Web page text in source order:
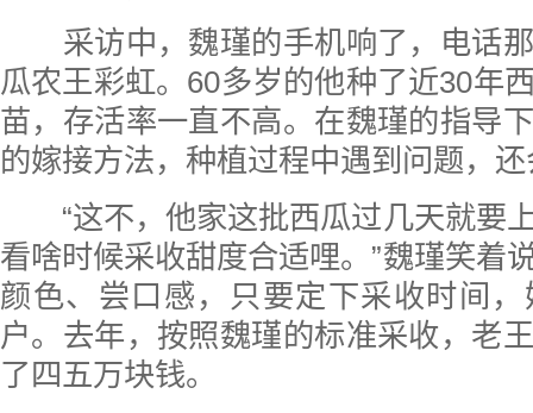
采访中，魏瑾的手机响了，电话那
瓜农王彩虹。60多岁的他种了近30年
苗，存活率一直不高。在魏瑾的指导
的嫁接方法，种植过程中遇到问题，
“这不，他家这批西瓜过几天就要
看啥时候采收甜度合适哩。”魏瑾笑着
颜色、尝口感，只要定下采收时间
户。去年，按照魏瑾的标准采收，老
了四五万块钱。